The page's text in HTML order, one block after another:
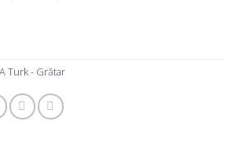
Turk - Grătar